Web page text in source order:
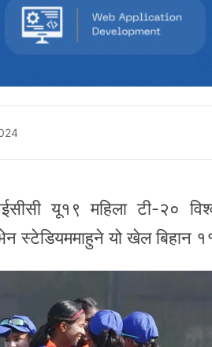
यू१९ महिला टी-२०
स्टेडियममाहुने यो खेल बिहान